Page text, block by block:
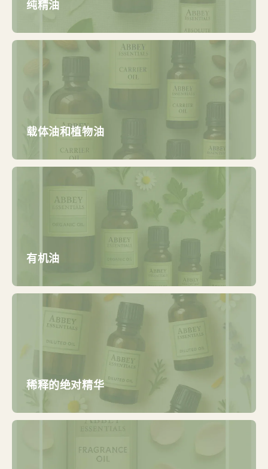
纯精油
载体油和植物油
有机油
稀释的绝对精华